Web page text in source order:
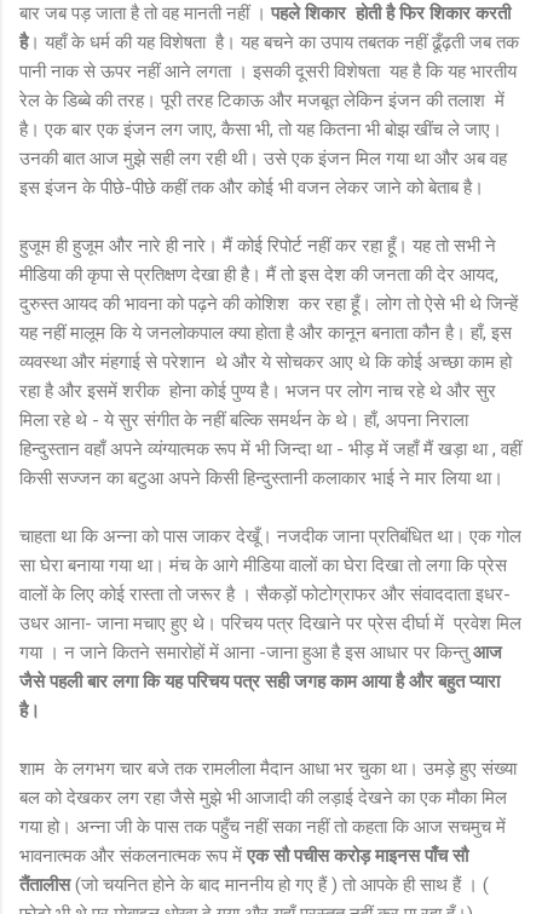
बार जब पड़ जाता है तो वह मानती नहीं । पहले शिकार होती है फिर शिकार करती
है। यहाँ के धर्म की यह विशेषता है। यह बचने का उपाय तबतक नहीं ढूँढ़ती जब तक
पानी नाक से ऊपर नहीं आने लगता । इसकी दूसरी विशेषता यह है कि यह भारतीय
रेल के डिब्बे की तरह। पूरी तरह टिकाऊ और मजबूत लेकिन इंजन की तलाश में
है। एक बार एक इंजन लग जाए, कैसा भी, तो यह कितना भी बोझ खींच ले जाए।
उनकी बात आज मुझे सही लग रही थी। उसे एक इंजन मिल गया था और अब वह
इस इंजन के पीछे-पीछे कहीं तक और कोई भी वजन लेकर जाने को बेताब है।
हुजूम ही हुजूम और नारे ही नारे। मैं कोई रिपोर्ट नहीं कर रहा हूँ। यह तो सभी ने
मीडिया की कृपा से प्रतिक्षण देखा ही है। मैं तो इस देश की जनता की देर आयद,
दुरुस्त आयद की भावना को पढ़ने की कोशिश कर रहा हूँ। लोग तो ऐसे भी थे जिन्हें
यह नहीं मालूम कि ये जनलोकपाल क्या होता है और कानून बनाता कौन है। हाँ, इस
व्यवस्था और मंहगाई से परेशान थे और ये सोचकर आए थे कि कोई अच्छा काम हो
रहा है और इसमें शरीक होना कोई पुण्य है। भजन पर लोग नाच रहे थे और सुर
मिला रहे थे - ये सुर संगीत के नहीं बल्कि समर्थन के थे। हाँ, अपना निराला
हिन्दुस्तान वहाँ अपने व्यंग्यात्मक रूप में भी जिन्दा था - भीड़ में जहाँ मैं खड़ा था , वहीं
किसी सज्जन का बटुआ अपने किसी हिन्दुस्तानी कलाकार भाई ने मार लिया था।
चाहता था कि अन्ना को पास जाकर देखूँ। नजदीक जाना प्रतिबंधित था। एक गोल
सा घेरा बनाया गया था। मंच के आगे मीडिया वालों का घेरा दिखा तो लगा कि प्रेस
वालों के लिए कोई रास्ता तो जरूर है । सैकड़ों फोटोग्राफर और संवाददाता इधर-
उधर आना- जाना मचाए हुए थे। परिचय पत्र दिखाने पर प्रेस दीर्घा में प्रवेश मिल
गया । न जाने कितने समारोहों में आना -जाना हुआ है इस आधार पर किन्तुआज
जैसे पहली बार लगा कि यह परिचय पत्र सही जगह काम आया है और बहुत प्यारा
है।
शाम के लगभग चार बजे तक रामलीला मैदान आधा भर चुका था। उमड़े हुए संख्या
बल को देखकर लग रहा जैसे मुझे भी आजादी की लड़ाई देखने का एक मौका मिल
गया हो। अन्ना जी के पास तक पहुँच नहीं सका नहीं तो कहता कि आज सचमुच में
भावनात्मक और संकलनात्मक रूप में एक सौ पचीस करोड़ माइनस पाँच सौ
तैंतालीस(जो चयनित होने के बाद माननीय हो गए हैं ) तो आपके ही साथ हैं । (